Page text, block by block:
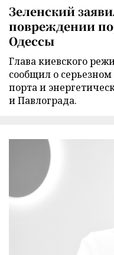
Зеленский
повреждении
Одессы
Глава киевского
сообщил о
порта и
и Павлограда.